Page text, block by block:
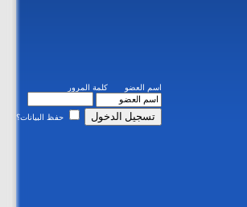
اسم العضو كلمة المرور
حفظ البيانات؟